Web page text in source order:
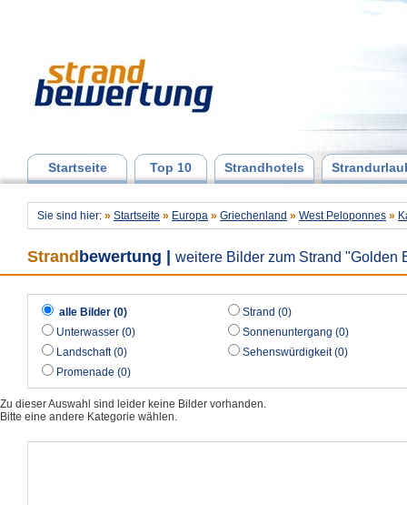
Startseite Top 10 Strandhotels
Sie sind hier: » Startseite » Europa » Griechenland » West Peloponnes »
Strand bewertung weitere Bilder zum Strand "Golden
alle Bilder (0)
Strand (0)
Unterwasser (0)
Sonnenuntergang (0)
Landschaft (0)
Sehenswürdigkeit (0)
Promenade (0)
Zu dieser Auswahl sind leider keine Bilder vorhanden.
Bitte eine andere Kategorie wählen.